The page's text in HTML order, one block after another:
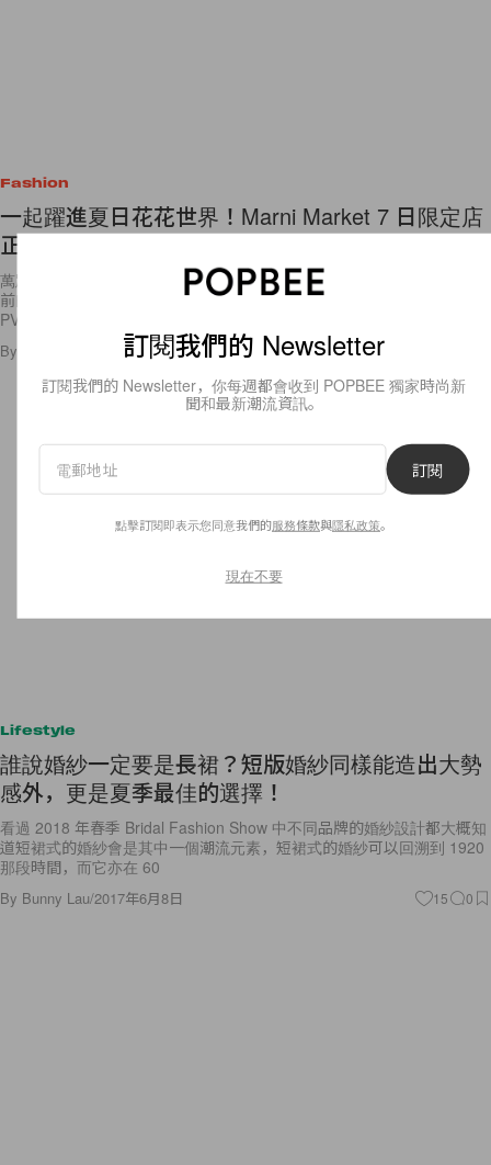
Fashion
一起躍進夏日花花世界！Marni Market 7 日限定店
正式開賣
萬眾期待的 Marni Market 終於在今天正式開張！之前預告過，曾在兩年
前的「 Marni Roof Market 」中大受歡迎的條紋手挽袋及以手工編織的
PVC
By 2017年6月8日
Lifestyle
誰說婚紗一定要是長裙？短版婚紗同樣能造出大勢
感外，更是夏季最佳的選擇！
看過 2018 年春季 Bridal Fashion Show 中不同品牌的婚紗設計都大概知
道短裙式的婚紗會是其中一個潮流元素，短裙式的婚紗可以回溯到 1920
那段時間，而它亦在 60
By Bunny Lau/2017年6月8日 15 0
訂閱我們的 Newsletter
訂閱我們的 Newsletter，你每週都會收到 POPBEE 獨家時尚新
聞和最新潮流資訊。
訂閱
點擊訂閱即表示您同意我們的服務條款與隱私政策。
現在不要